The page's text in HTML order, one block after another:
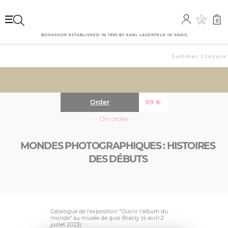
0 0
BOOKSHOP ESTABLISHED IN 1999 BY KARL LAGERFELD IN PARIS
Summer
MONDES PHOTOGRAPHIQUES : HISTOIRES
DES DÉBUTS
69 €
Order
··· On order ···
Catalogue de l’exposition “Ouvrir l’album du
monde” au musée de quai Branly (4 avril-2
juillet 2023).